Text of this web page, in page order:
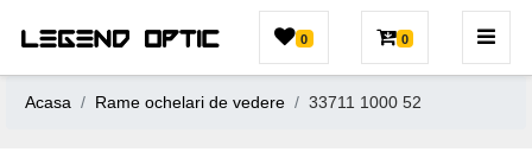
0 0
Acasa Rame ochelari de vedere 33711 1000 52